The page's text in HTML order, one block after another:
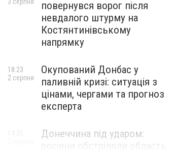
повернувся ворог після
невдалого штурму на
Костянтинівському
напрямку
Окупований Донбас у
паливній кризі: ситуація з
цінами, чергами та прогноз
експерта
18:23
2 серпня
Донеччина під ударом:
росіяни обстріляли область